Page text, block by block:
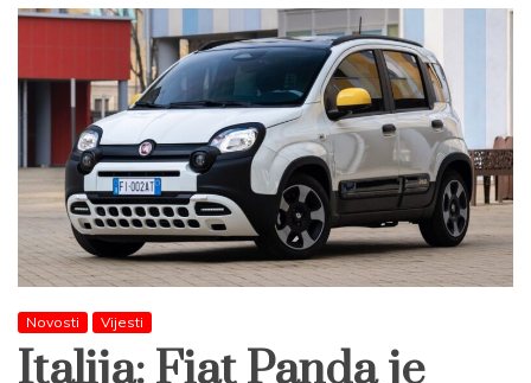
Novosti Vijesti
Italija: Fiat Panda je